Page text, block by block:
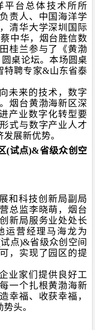
平台总体技术所所
责人、中国海洋学
清华大学深圳国际
中华，烟台胜信数
桂兰参与了《黄渤
圆桌论坛。本场圆桌
特聘专家&山东省泰
未来的技术，数字
烟台黄渤海新区深
产业数字化转型要
式与数字产业人才
展新优势。
(试点)&省级众创空
和科技创新局副局
总监李晓萌，烟台
新局服务业处处长
运营经理马海龙为
试点)&省级众创空间
，实现了园区的提
业家们提供良好工
一个扎根黄渤海新
幸福、收获幸福，
头。